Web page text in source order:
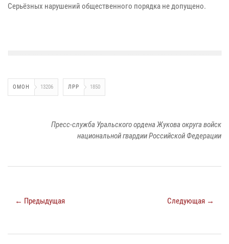
Серьёзных нарушений общественного порядка не допущено.
ОМОН 13206 ЛРР 1850
Пресс-служба Уральского ордена Жукова округа войск
национальной гвардии Российской Федерации
← Предыдущая Следующая →